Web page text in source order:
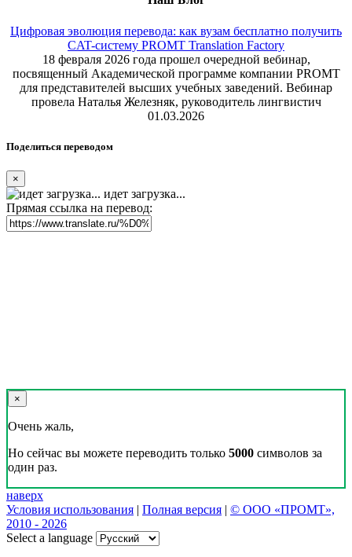
Цифровая эволюция перевода: как вузам бесплатно получить
CAT-систему PROMT Translation Factory
18 февраля 2026 года прошел очередной вебинар,
посвященный Академической программе компании PROMT
для представителей высших учебных заведений. Вебинар
провела Наталья Железняк, руководитель лингвистич
01.03.2026
Поделиться переводом
×
идет загрузка...
Прямая ссылка на перевод:
×
Очень жаль,
Но сейчас вы можете переводить только 5000 символов за
один раз.
наверх
Условия использования | Полная версия | © ООО «ПРОМТ»,
2010 - 2026
Select a language